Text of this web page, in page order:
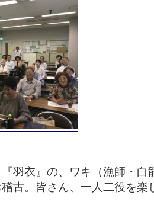
羽衣』の、ワキ（漁師・白
古。皆さん、一人二役を楽